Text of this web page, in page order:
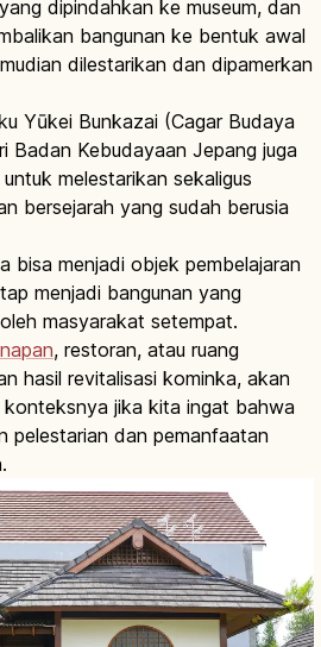
dipindahkan ke museum, dan
bangunan ke bentuk awal
dilestarikan dan dipamerkan
Yūkei Bunkazai (Cagar Budaya
Badan Kebudayaan Jepang juga
melestarikan sekaligus
bersejarah yang sudah berusia
bisa menjadi objek pembelajaran
menjadi bangunan yang
masyarakat setempat.
, restoran, atau ruang
hasil revitalisasi kominka, akan
konteksnya jika kita ingat bahwa
pelestarian dan pemanfaatan